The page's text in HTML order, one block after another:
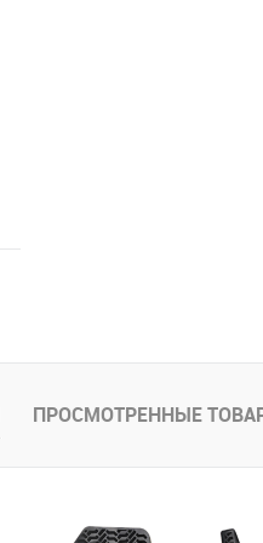
ПРОСМОТРЕННЫЕ